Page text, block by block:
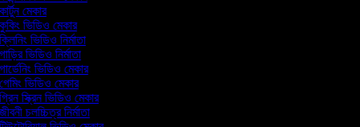
মেকার
ভিডিও মেকার
ভিডিও নির্মাতা
ভিডিও নির্মাতা
ভিডিও মেকার
ভিডিও মেকার
স্ক্রিন ভিডিও মেকার
চলচ্চিত্র নির্মাতা